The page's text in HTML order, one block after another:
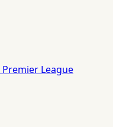
Premier League